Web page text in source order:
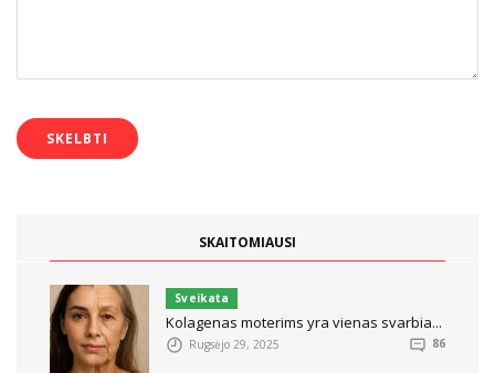
SKAITOMIAUSI
Sveikata
Kolagenas moterims yra vienas svarbia...
Rugsėjo 29, 2025 86